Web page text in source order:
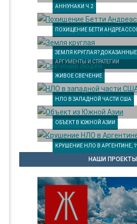
АННУНАКИ Ч.2
ПОХИЩЕНИЕ БЕТТИ
ЗЕМЛЯ КРУГЛАЯ?
АРГУМЕНТЫ И СТРАТЕГИИ
ЖИВОЕ СВЕЧЕНИЕ
НЛО В ЗАПАДНОЙ ЧАСТИ США
ОБЪЕКТ В ЮЖНОЙ АЗИИ
КРУШЕНИЕ НЛО В АРГЕНТИНЕ,
НАШИ